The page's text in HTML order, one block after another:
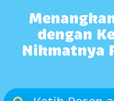
dengan
Nikmatnya